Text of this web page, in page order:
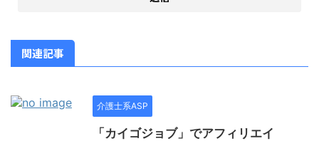
関連記事
介護士系ASP
「カイゴジョブ」でアフィリエイ